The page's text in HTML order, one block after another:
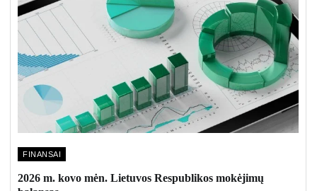
FINANSAI
2026 m. kovo mėn. Lietuvos Respublikos mokėjimų